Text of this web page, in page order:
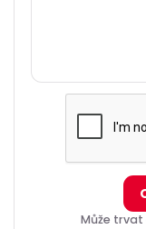
Může trvat